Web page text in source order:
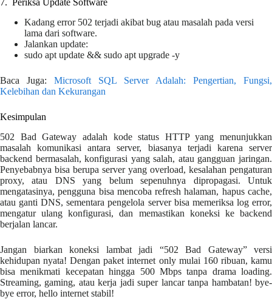
7️. Periksa Update Software
Kadang error 502 terjadi akibat bug atau masalah pada versi
lama dari software.
Jalankan update:
sudo apt update && sudo apt upgrade -y
Baca Juga: Microsoft SQL Server Adalah: Pengertian, Fungsi,
Kelebihan dan Kekurangan
Kesimpulan
502 Bad Gateway adalah kode status HTTP yang menunjukkan
masalah komunikasi antara server, biasanya terjadi karena server
backend bermasalah, konfigurasi yang salah, atau gangguan jaringan.
Penyebabnya bisa berupa server yang overload, kesalahan pengaturan
proxy, atau DNS yang belum sepenuhnya dipropagasi. Untuk
mengatasinya, pengguna bisa mencoba refresh halaman, hapus cache,
atau ganti DNS, sementara pengelola server bisa memeriksa log error,
mengatur ulang konfigurasi, dan memastikan koneksi ke backend
berjalan lancar.
Jangan biarkan koneksi lambat jadi “502 Bad Gateway” versi
kehidupan nyata! Dengan paket internet only mulai 160 ribuan, kamu
bisa menikmati kecepatan hingga 500 Mbps tanpa drama loading.
Streaming, gaming, atau kerja jadi super lancar tanpa hambatan! bye-
bye error, hello internet stabil!